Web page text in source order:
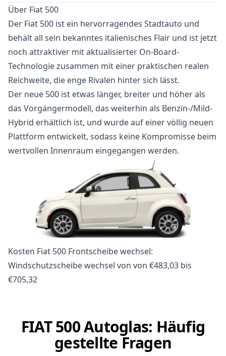
Über Fiat 500
Der Fiat 500 ist ein hervorragendes Stadtauto und
behält all sein bekanntes italienisches Flair und ist jetzt
noch attraktiver mit aktualisierter On-Board-
Technologie zusammen mit einer praktischen realen
Reichweite, die enge Rivalen hinter sich lässt.
Der neue 500 ist etwas länger, breiter und höher als
das Vorgängermodell, das weiterhin als Benzin-/Mild-
Hybrid erhältlich ist, und wurde auf einer völlig neuen
Plattform entwickelt, sodass keine Kompromisse beim
wertvollen Innenraum eingegangen werden.
Kosten Fiat 500 Frontscheibe wechsel:
Windschutzscheibe wechsel von von €483,03 bis
€705,32
FIAT 500 Autoglas: Häufig
gestellte Fragen